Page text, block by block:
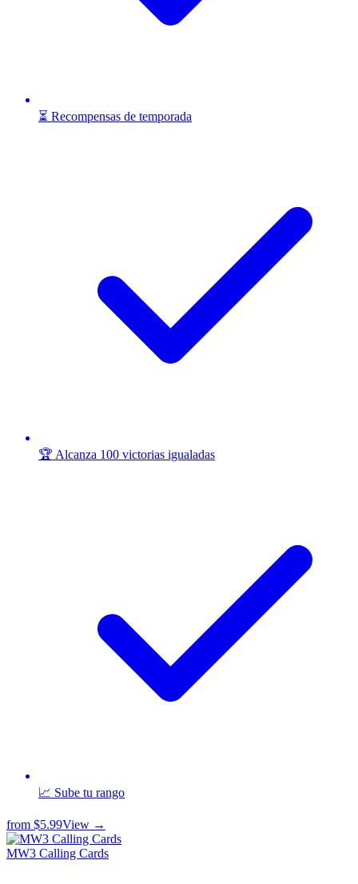
⏳ Recompensas de temporada
🏆 Alcanza 100 victorias igualadas
📈 Sube tu rango
from $5.99View →
MW3 Calling Cards